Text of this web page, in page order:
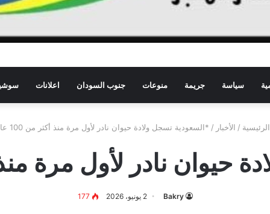
سياسة جريمة منوعات جنوب السودان اعلانات
/ الأخبار / *السعودية تسجل ولادة حيوان نادر لأول مرة منذ أكثر من 100 عام*
نادر لأول مرة منذ أكثر
Bakry 2 يونيو، 2026 177